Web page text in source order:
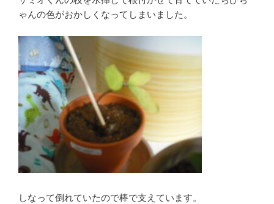
ゃんの色がおかしくなってしまいました。
しなって倒れていたので棒で支えています。